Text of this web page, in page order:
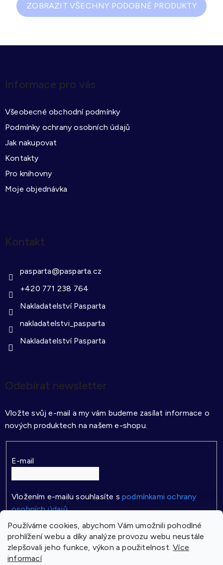
Používáme cookies, abychom Vám umožnili pohodlné
prohlížení webu a díky analýze provozu webu neustále
zlepšovali jeho funkce, výkon a použitelnost.Více
informací
ZOBRAZIT VŠECHNY PODOBNÉ PRODUKTY
p
aInformace pro vás
Všeobecné obchodní podmínky
Podmínky ochrany osobních údajů
Jak nakupovat
Kontakty
Pro knihovny
Moje objednávka
Kontakt
pasparta@pasparta.cz
+420 771 238 764
Nakladatelství Pasparta
nakladatelstvi_pasparta
Nakladatelství Pasparta
Odebírat newsletter
Vložte svůj e-mail a my vám budeme zasílat informace o
nových produktech na našem e-shopu.
E-mail
Vložením e-mailu souhlasíte s podmínkami ochrany
osobních údajů
PŘIHLÁSIT SE